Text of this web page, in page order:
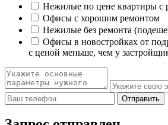
Нежилые по цене квартиры с
Офисы с хорошим ремонтом
Нежилые без ремонта
Офисы в новостройках от
с ценой меньше, чем у
Отправить